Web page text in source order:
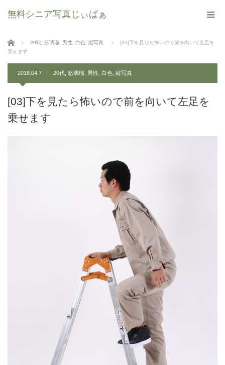
無料シニア写真じぃばぁ
ホーム 20代 怒璃瑠 男性 白色 縦写真
[03]下を見たら怖いので前を向いて左足を
乗せます
2018.04.7 20代 怒璃瑠 男性 白色 縦写真
[03]下を見たら怖いので前を向いて左足を
乗せます